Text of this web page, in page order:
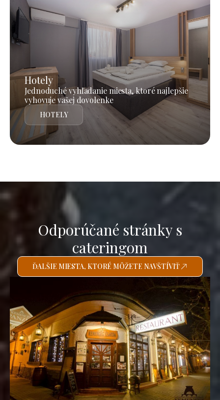
Hotely
Jednoduché vyhľadanie miesta, ktoré najlepšie
vyhovuje vašej dovolenke
HOTELY
Odporúčané stránky s
cateringom
ĎALŠIE MIESTA, KTORÉ MÔŽETE NAVŠTÍVIŤ